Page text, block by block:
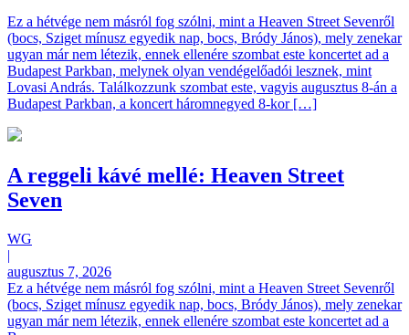
Ez a hétvége nem másról fog szólni, mint a Heaven Street Sevenről
(bocs, Sziget mínusz egyedik nap, bocs, Bródy János), mely zenekar
ugyan már nem létezik, ennek ellenére szombat este koncertet ad a
Budapest Parkban, melynek olyan vendégelőadói lesznek, mint
Lovasi András. Találkozzunk szombat este, vagyis augusztus 8-án a
Budapest Parkban, a koncert háromnegyed 8-kor […]
A reggeli kávé mellé: Heaven Street
Seven
WG
|
augusztus 7, 2026
Ez a hétvége nem másról fog szólni, mint a Heaven Street Sevenről
(bocs, Sziget mínusz egyedik nap, bocs, Bródy János), mely zenekar
ugyan már nem létezik, ennek ellenére szombat este koncertet ad a